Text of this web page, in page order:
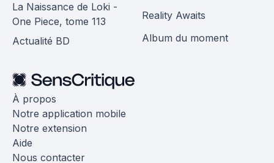
La Naissance de Loki -
One Piece, tome 113
Actualité BD
Reality Awaits
Album du moment
À propos
Notre application mobile
Notre extension
Aide
Nous contacter